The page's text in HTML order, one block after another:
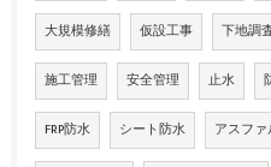
大規模修繕 仮設工事 下地調
施工管理 安全管理 止水
FRP防水 シート防水 アスフ